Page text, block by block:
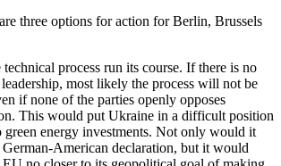
three options for action for Berlin, Brussels
process run its course. If there is no
most likely the process will not be
if none of the parties openly opposes
This would put Ukraine in a difficult position
green energy investments. Not only would it
American declaration, but it would